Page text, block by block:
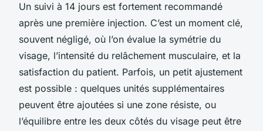
Un suivi à 14 jours est fortement recommandé
après une première injection. C’est un moment clé,
souvent négligé, où l’on évalue la symétrie du
visage, l’intensité du relâchement musculaire, et la
satisfaction du patient. Parfois, un petit ajustement
est possible : quelques unités supplémentaires
peuvent être ajoutées si une zone résiste, ou
l’équilibre entre les deux côtés du visage peut être